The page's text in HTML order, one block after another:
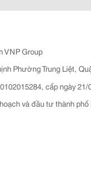
VNP Group
Phường Trung Liệt,
cấp ngày 21/
và đầu tư thành phố